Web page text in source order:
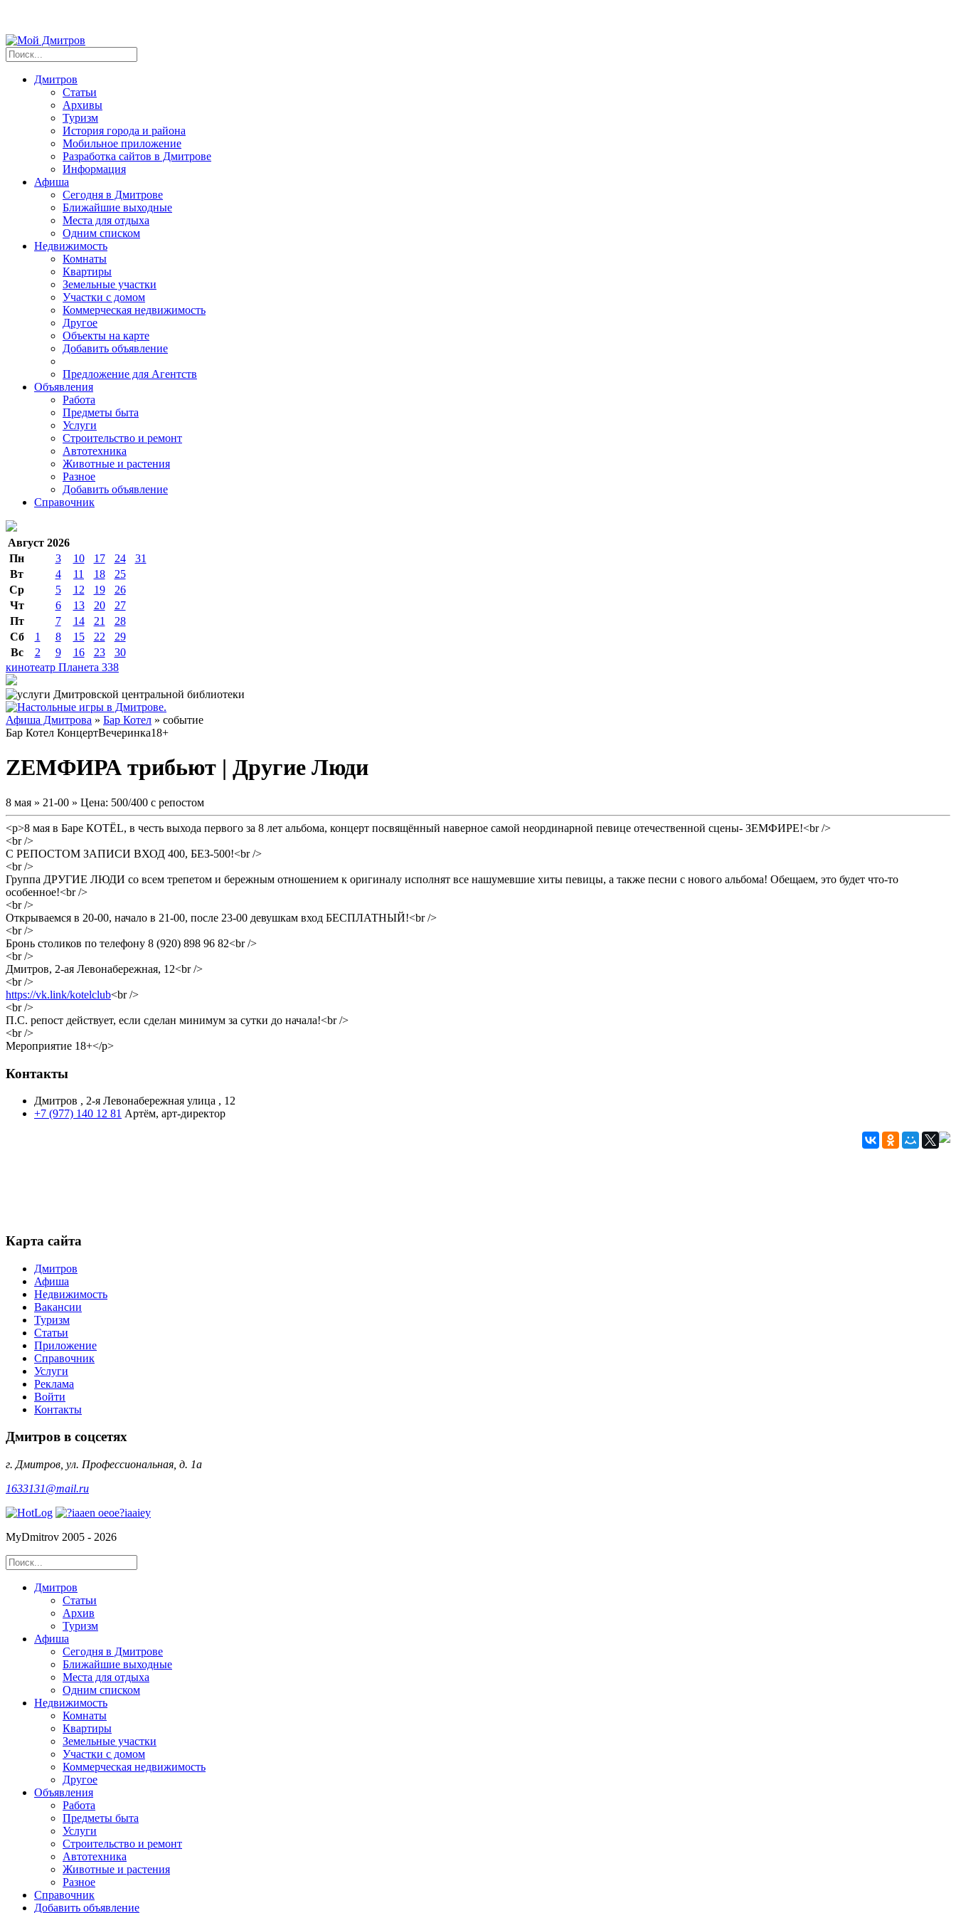
Дмитров
Статьи
Архивы
Туризм
История города и района
Мобильное приложение
Разработка сайтов в Дмитрове
Информация
Афиша
Сегодня в Дмитрове
Ближайшие выходные
Места для отдыха
Одним списком
Недвижимость
Комнаты
Квартиры
Земельные участки
Участки с домом
Коммерческая недвижимость
Другое
Объекты на карте
Добавить объявление
Предложение для Агентств
Объявления
Работа
Предметы быта
Услуги
Строительство и ремонт
Автотехника
Животные и растения
Разное
Добавить объявление
Справочник
Август 2026
Пн
3 10 17 24
31
Вт
4 11 18
25
Ср
5 12 19
26
Чт
6 13 20
27
Пт
7 14 21
28
Сб
1 8 15 22
29
Вс
2 9 16 23
30
кинотеатр Планета 338
Афиша Дмитрова » Бар Котел » событие
Бар Котел КонцертВечеринка18+
ZЕМФИРА трибьют | Другие Люди
8 мая » 21-00 » Цена: 500/400 с репостом
<p>8 мая в Баре КОТЁL, в честь выхода первого за 8 лет альбома, концерт посвящённый наверное самой неординарной певице отечественной сцены- ЗЕМФИРЕ!<br />
<br />
С РЕПОСТОМ ЗАПИСИ ВХОД 400, БЕЗ-500!<br />
<br />
Группа ДРУГИЕ ЛЮДИ со всем трепетом и бережным отношением к оригиналу исполнят все нашумевшие хиты певицы, а также песни с нового альбома! Обещаем, это будет что-то
особенное!<br />
<br />
Открываемся в 20-00, начало в 21-00, после 23-00 девушкам вход БЕСПЛАТНЫЙ!<br />
<br />
Бронь столиков по телефону 8 (920) 898 96 82<br />
<br />
Дмитров, 2-ая Левонабережная, 12<br />
<br />
https://vk.link/kotelclub<br />
<br />
П.С. репост действует, если сделан минимум за сутки до начала!<br />
<br />
Мероприятие 18+</p>
Контакты
Дмитров , 2-я Левонабережная улица , 12
+7 (977) 140 12 81 Артём, арт-директор
Карта сайта
Дмитров
Афиша
Недвижимость
Вакансии
Туризм
Статьи
Приложение
Справочник
Услуги
Реклама
Войти
Контакты
Дмитров в соцсетях
г. Дмитров, ул. Профессиональная, д. 1а
1633131@mail.ru
MyDmitrov 2005 - 2026
Дмитров
Статьи
Архив
Туризм
Афиша
Сегодня в Дмитрове
Ближайшие выходные
Места для отдыха
Одним списком
Недвижимость
Комнаты
Квартиры
Земельные участки
Участки с домом
Коммерческая недвижимость
Другое
Объявления
Работа
Предметы быта
Услуги
Строительство и ремонт
Автотехника
Животные и растения
Разное
Справочник
Добавить объявление